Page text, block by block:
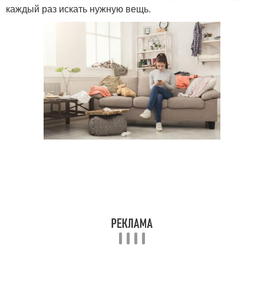
каждый раз искать нужную вещь.